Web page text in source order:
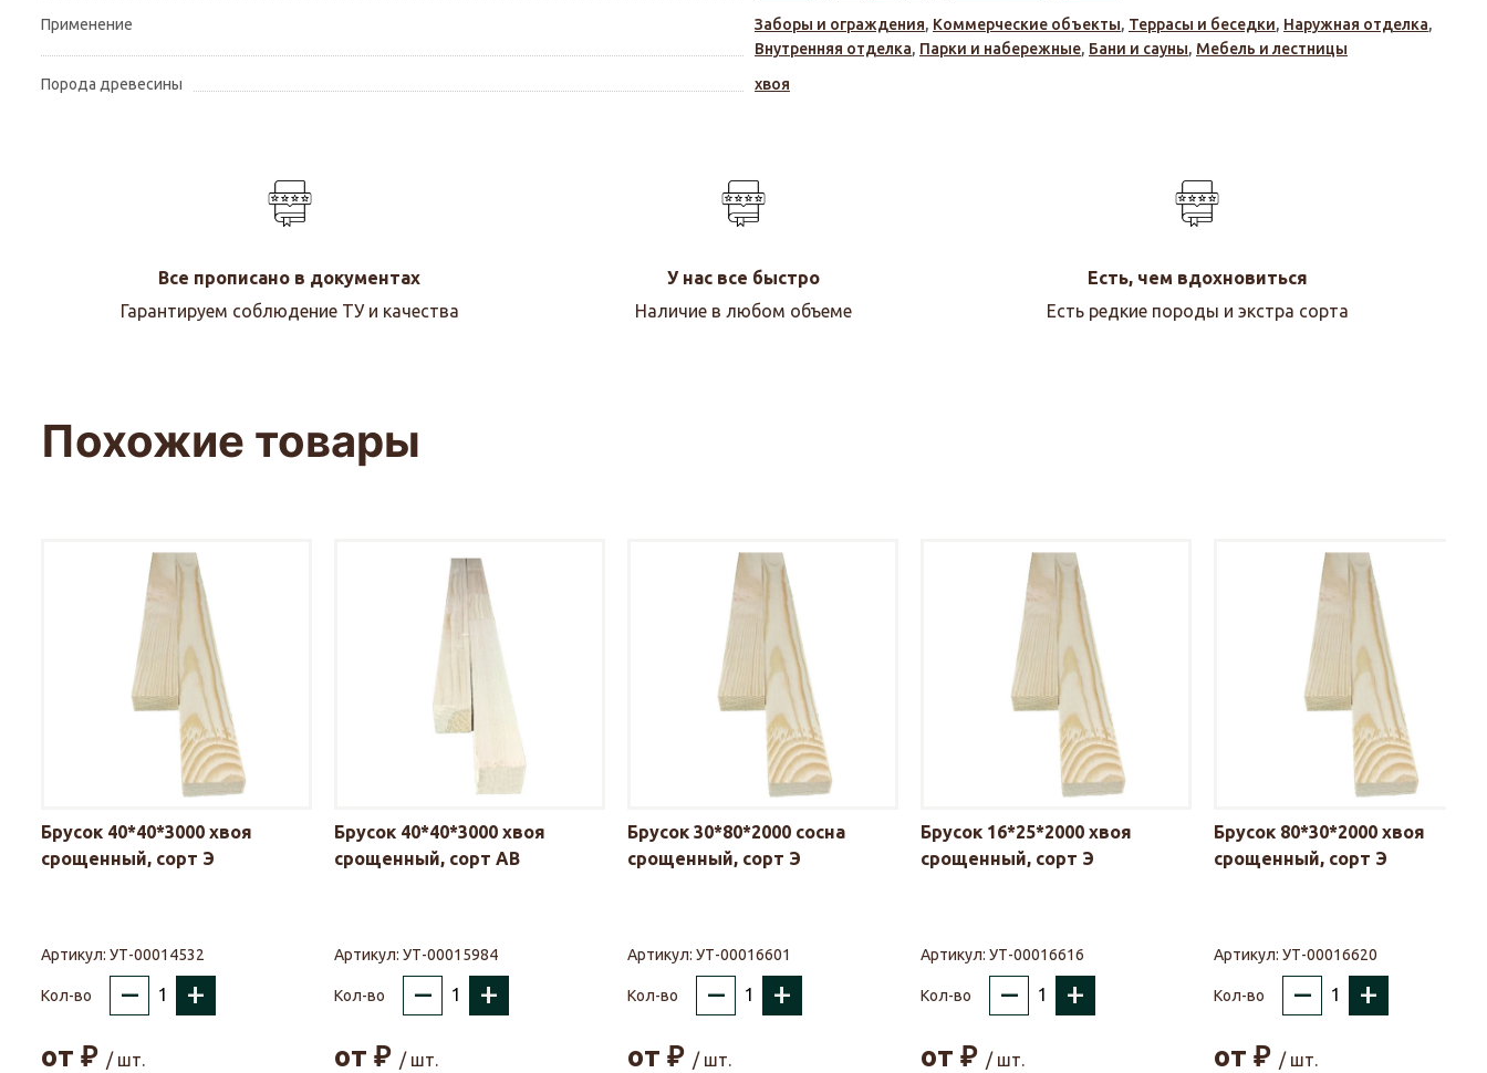
Применение
Заборы и ограждения, Коммерческие объекты, Террасы и беседки, Наружная отделка,
Внутренняя отделка, Парки и набережные, Бани и сауны, Мебель и лестницы
Порода древесины
хвоя
Все прописано в документах
Гарантируем соблюдение ТУ и качества
У нас все быстро
Наличие в любом объеме
Есть, чем вдохновиться
Есть редкие породы и экстра сорта
Похожие товары
Брусок 40*40*3000 хвоя
срощенный, сорт Э
Артикул: УТ-00014532
Кол-во – +
от ₽ / шт.
Брусок 40*40*3000 хвоя
срощенный, сорт АВ
Артикул: УТ-00015984
Кол-во – +
от ₽ / шт.
Брусок 30*80*2000 сосна
срощенный, сорт Э
Артикул: УТ-00016601
Кол-во – +
от ₽ / шт.
Брусок 16*25*2000 хвоя
срощенный, сорт Э
Артикул: УТ-00016616
Кол-во – +
от ₽ / шт.
Брусок 80*30*2000 хвоя
срощенный, сорт Э
Артикул: УТ-00016620
Кол-во – +
от ₽ / шт.